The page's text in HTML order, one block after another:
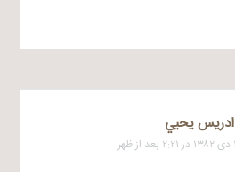
ادريس يحيي